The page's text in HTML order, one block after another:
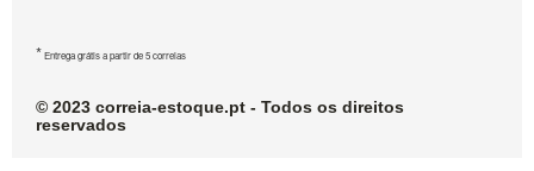
*Entrega grátis a partir de 5 correias
© 2023 correia-estoque.pt - Todos os direitos
reservados